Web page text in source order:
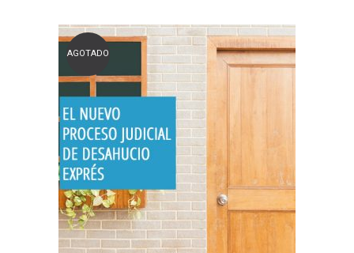
AGOTADO